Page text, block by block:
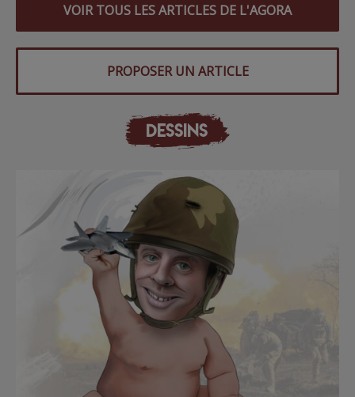
VOIR TOUS LES ARTICLES DE L'AGORA
PROPOSER UN ARTICLE
DESSINS